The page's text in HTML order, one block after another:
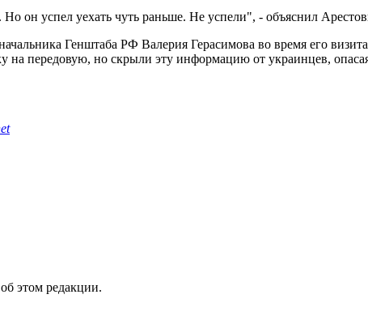
он успел уехать чуть раньше. Не успели", - объяснил
Генштаба РФ Валерия Герасимова во время его
передовую, но скрыли эту информацию от украинцев,
этом редакции.